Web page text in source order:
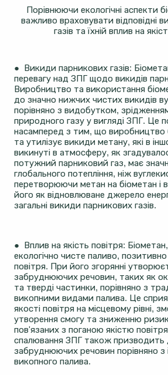
Порівнюючи екологічні аспекти
важливо враховувати відповідні
газів та їхній вплив на
● Викиди парникових газів:
перевагу над ЗПГ щодо викидів
Виробництво та використання
до значно нижчих чистих викидів
порівняно з видобутком,
природного газу у вигляді ЗПГ. Це
насамперед з тим, що виробництво
та утилізує викиди метану, які в
викинуті в атмосферу, як
потужний парниковий газ, має
глобального потепління, ніж
перетворюючи метан на біометан і
його як відновлюване джерело
загальні викиди парникових газів.
● Вплив на якість повітря:
екологічно чисте паливо, позитивно
повітря. При його згорянні
забруднюючих речовин, таких як
та тверді частинки, порівняно з
викопними видами палива. Це
якості повітря на місцевому рівні,
утворення смогу та зниженню
пов'язаних з поганою якістю
спалювання ЗПГ також призводить
забруднюючих речовин порівняно
викопного палива.